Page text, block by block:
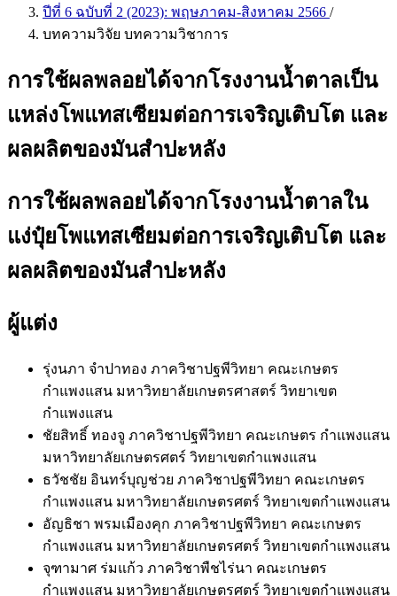
ปีที่ 6 ฉบับที่ 2 (2023): พฤษภาคม-สิงหาคม 2566 /
บทความวิจัย บทความวิชาการ
การใช้ผลพลอยได้จากโรงงานน้ำตาลเป็น
แหล่งโพแทสเซียมต่อการเจริญเติบโต และ
ผลผลิตของมันสำปะหลัง
การใช้ผลพลอยได้จากโรงงานน้ำตาลใน
แง่ปุ๋ยโพแทสเซียมต่อการเจริญเติบโต และ
ผลผลิตของมันสำปะหลัง
ผู้แต่ง
รุ่งนภา จำปาทอง ภาควิชาปฐพีวิทยา คณะเกษตร
กำแพงแสน มหาวิทยาลัยเกษตรศาสตร์ วิทยาเขต
กำแพงแสน
ชัยสิทธิ์ ทองจู ภาควิชาปฐพีวิทยา คณะเกษตร กำแพงแสน
มหาวิทยาลัยเกษตรศตร์ วิทยาเขตกำแพงแสน
ธวัชชัย อินทร์บุญช่วย ภาควิชาปฐพีวิทยา คณะเกษตร
กำแพงแสน มหาวิทยาลัยเกษตรศตร์ วิทยาเขตกำแพงแสน
อัญธิชา พรมเมืองคุก ภาควิชาปฐพีวิทยา คณะเกษตร
กำแพงแสน มหาวิทยาลัยเกษตรศตร์ วิทยาเขตกำแพงแสน
จุฑามาศ ร่มแก้ว ภาควิชาพืชไร่นา คณะเกษตร
กำแพงแสน มหาวิทยาลัยเกษตรศตร์ วิทยาเขตกำแพงแสน